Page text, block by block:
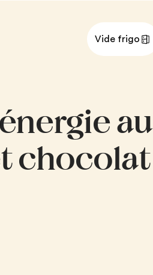
Vide frigo
matcha
au
chocolat